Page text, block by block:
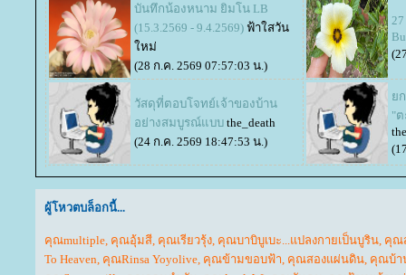
บันทึกน้องหนาม ยิมโน LB
(15.3.2569 - 9.4.2569) ฟ้าใสวัน
หม่
(28 ก.ค. 2569 07:57:03 น.)
วัสดุที่ตอบโจทย์เจ้าของบ้าน
อย่างสมบูรณ์แบบ the_death
(24 ก.ค. 2569 18:47:53 น.)
ก
"
ผู้โหวตบล็อกนี้...
คุณmultiple คุณอุ้มสี คุณเรียวรุ้ง คุณบาบิบูเบะ...แปลงกายเป็นบูริน คุณ
To Heaven คุณRinsa Yoyolive คุณข้ามขอบฟ้า คุณสองแผ่นดิน คุณบ้า